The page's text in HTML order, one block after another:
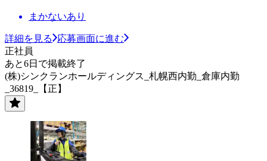
まかないあり
詳細を見る
応募画面に進む
正社員
あと6日で掲載終了
(株)シンクランホールディングス_札幌西内勤_倉庫内勤
_36819_【正】